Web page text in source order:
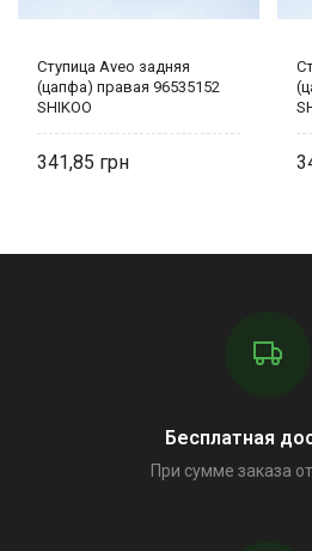
Ступица Aveo задняя
(цапфа) правая 96535152
SHIKOO
341,85
Бесплатная
При сумме заказа